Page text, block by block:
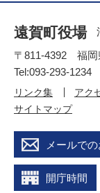
遠賀町役場
〒811-4392 福岡
Tel:093-293-
リンク集 アク
サイトマップ
メールで
開庁時間